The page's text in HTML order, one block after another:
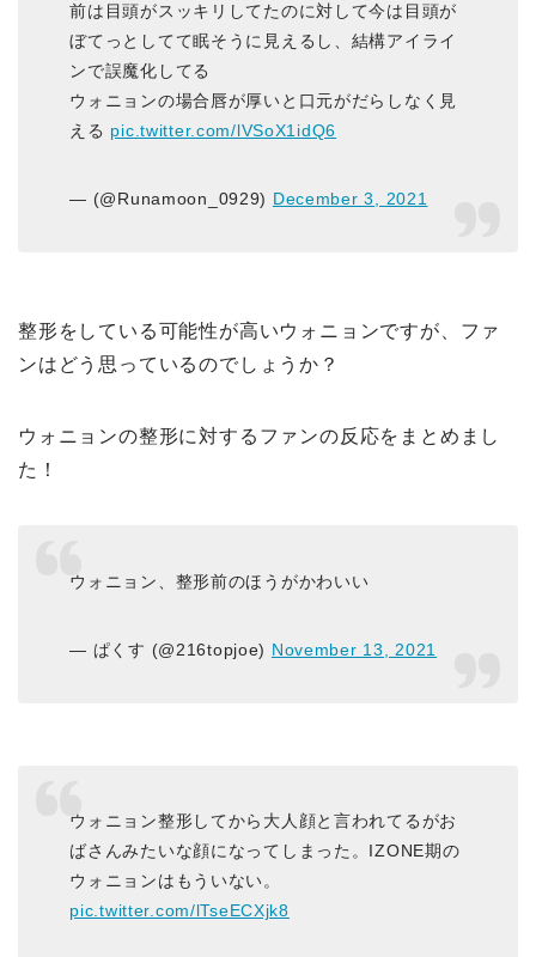
前は目頭がスッキリしてたのに対して今は目頭が
ぼてっとしてて眠そうに見えるし、結構アイライ
ンで誤魔化してる
ウォニョンの場合唇が厚いと口元がだらしなく見
える pic.twitter.com/lVSoX1idQ6
— (@Runamoon_0929) December 3, 2021
整形をしている可能性が高いウォニョンですが、ファ
ンはどう思っているのでしょうか？
ウォニョンの整形に対するファンの反応をまとめまし
た！
ウォニョン、整形前のほうがかわいい
— ぱくす (@216topjoe) November 13, 2021
ウォニョン整形してから大人顔と言われてるがお
ばさんみたいな顔になってしまった。IZONE期の
ウォニョンはもういない。
pic.twitter.com/lTseECXjk8